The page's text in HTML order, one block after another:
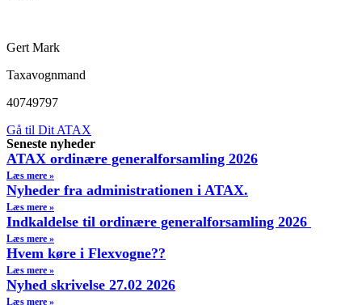
Gert Mark
Taxavognmand
40749797
Gå til Dit ATAX
Seneste nyheder
ATAX ordinære generalforsamling 2026
Læs mere »
Nyheder fra administrationen i ATAX.
Læs mere »
Indkaldelse til ordinære generalforsamling 2026
Læs mere »
Hvem køre i Flexvogne??
Læs mere »
Nyhed skrivelse 27.02 2026
Læs mere »